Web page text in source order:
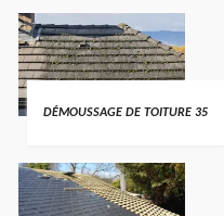
DÉMOUSSAGE DE TOITURE 35